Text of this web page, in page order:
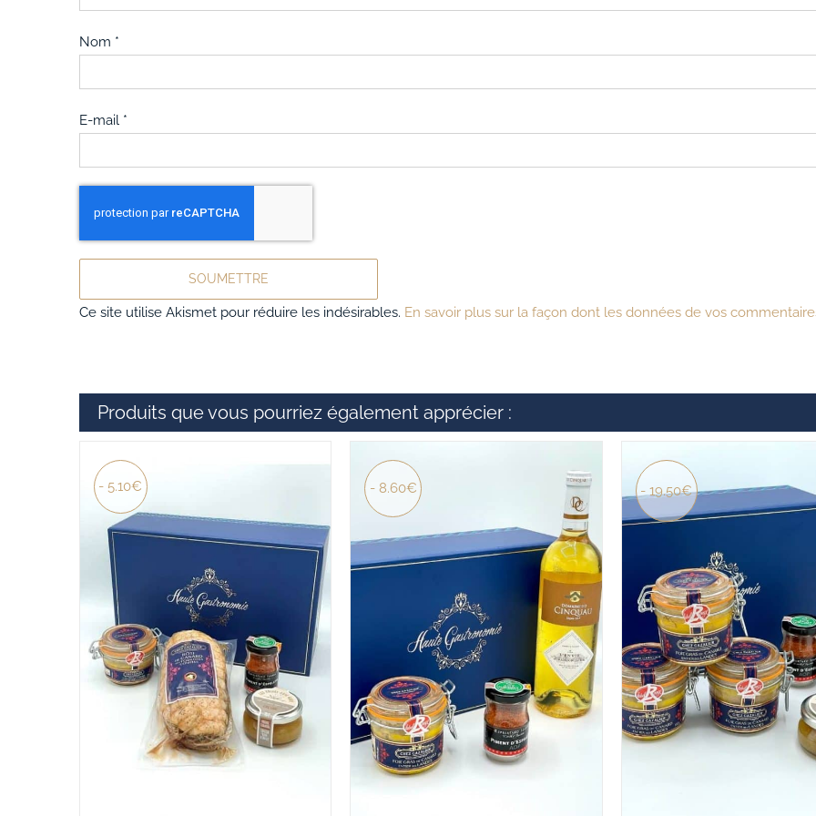
Nom *
E-mail *
Ce site utilise Akismet pour réduire les indésirables. En savoir plus sur la façon dont les données de vos
Produits que vous pourriez également apprécier :
- 5.10€ - 8.60€ - 19.50€